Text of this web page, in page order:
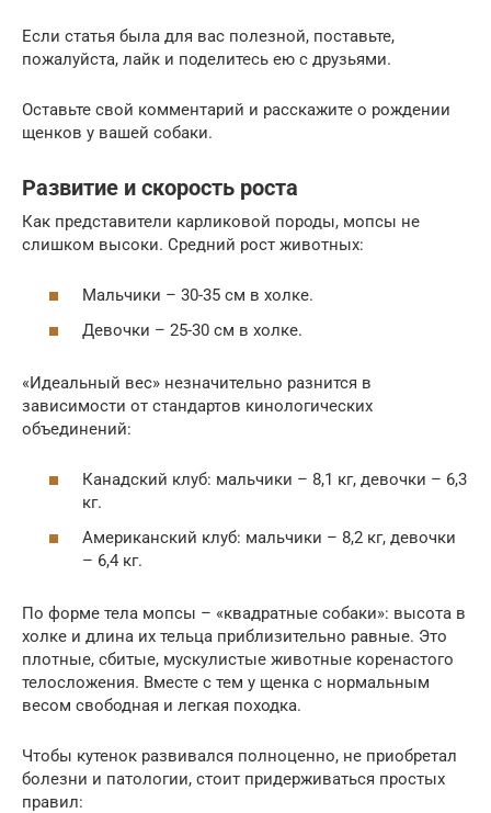
Если статья была для вас полезной, поставьте,
пожалуйста, лайк и поделитесь ею с друзьями.
Оставьте свой комментарий и расскажите о рождении
щенков у вашей собаки.
Развитие и скорость роста
Как представители карликовой породы, мопсы не
слишком высоки. Средний рост животных:
Мальчики – 30-35 см в холке.
Девочки – 25-30 см в холке.
«Идеальный вес» незначительно разнится в
зависимости от стандартов кинологических
объединений:
Канадский клуб: мальчики – 8,1 кг, девочки – 6,3
кг.
Американский клуб: мальчики – 8,2 кг, девочки
– 6,4 кг.
По форме тела мопсы – «квадратные собаки»: высота в
холке и длина их тельца приблизительно равные. Это
плотные, сбитые, мускулистые животные коренастого
телосложения. Вместе с тем у щенка с нормальным
весом свободная и легкая походка.
Чтобы кутенок развивался полноценно, не приобретал
болезни и патологии, стоит придерживаться простых
правил: